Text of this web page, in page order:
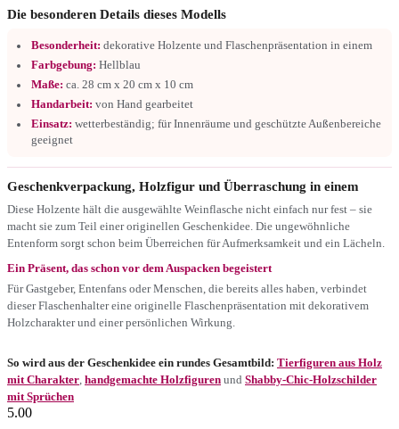
Die besonderen Details dieses Modells
Besonderheit: dekorative Holzente und Flaschenpräsentation in einem
Farbgebung: Hellblau
Maße: ca. 28 cm x 20 cm x 10 cm
Handarbeit: von Hand gearbeitet
Einsatz: wetterbeständig; für Innenräume und geschützte Außenbereiche
geeignet
Geschenkverpackung, Holzfigur und Überraschung in einem
Diese Holzente hält die ausgewählte Weinflasche nicht einfach nur fest – sie
macht sie zum Teil einer originellen Geschenkidee. Die ungewöhnliche
Entenform sorgt schon beim Überreichen für Aufmerksamkeit und ein Lächeln.
Ein Präsent, das schon vor dem Auspacken begeistert
Für Gastgeber, Entenfans oder Menschen, die bereits alles haben, verbindet
dieser Flaschenhalter eine originelle Flaschenpräsentation mit dekorativem
Holzcharakter und einer persönlichen Wirkung.
So wird aus der Geschenkidee ein rundes Gesamtbild: Tierfiguren aus Holz
mit Charakter handgemachte Holzfiguren und Shabby-Chic-Holzschilder
mit Sprüchen
5.00